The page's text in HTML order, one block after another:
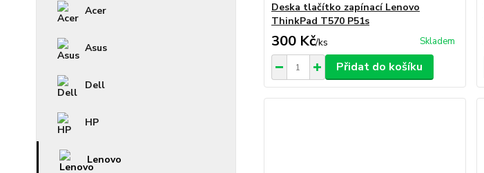
Acer
Asus
Dell
HP
Lenovo
Deska tlačítko zapínací Lenovo
ThinkPad T570 P51s
300 Kč/ks Skladem
Přidat do košíku